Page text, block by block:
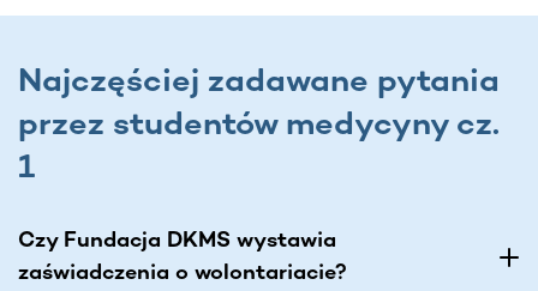
Najczęściej zadawane pytania
przez studentów medycyny cz.
1
Czy Fundacja DKMS wystawia
zaświadczenia o wolontariacie?